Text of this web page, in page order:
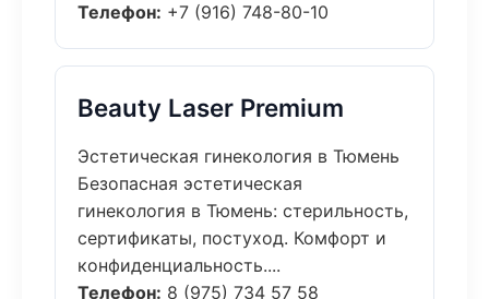
Телефон: +7 (916) 748-80-10
Beauty Laser Premium
Эстетическая гинекология в Тюмень
Безопасная эстетическая
гинекология в Тюмень: стерильность,
сертификаты, постуход. Комфорт и
конфиденциальность....
Телефон: 8 (975) 734 57 58